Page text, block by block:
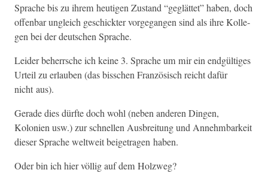
Sprache bis zu ihrem heuti­gen Zus­tand “geglät­tet” haben, doch
offen­bar ungle­ich geschick­ter vorge­gan­gen sind als ihre Kol­le­
gen bei der deutschen Sprache.
Lei­der beherrsche ich keine 3. Sprache um mir ein endgültiges
Urteil zu erlauben (das biss­chen Franzö­sisch reicht dafür
nicht aus).
Ger­ade dies dürfte doch wohl (neben anderen Din­gen,
Kolonien usw.) zur schnellen Aus­bre­itung und Annehm­barkeit
dieser Sprache weltweit beige­tra­gen haben.
Oder bin ich hier völ­lig auf dem Holzweg?